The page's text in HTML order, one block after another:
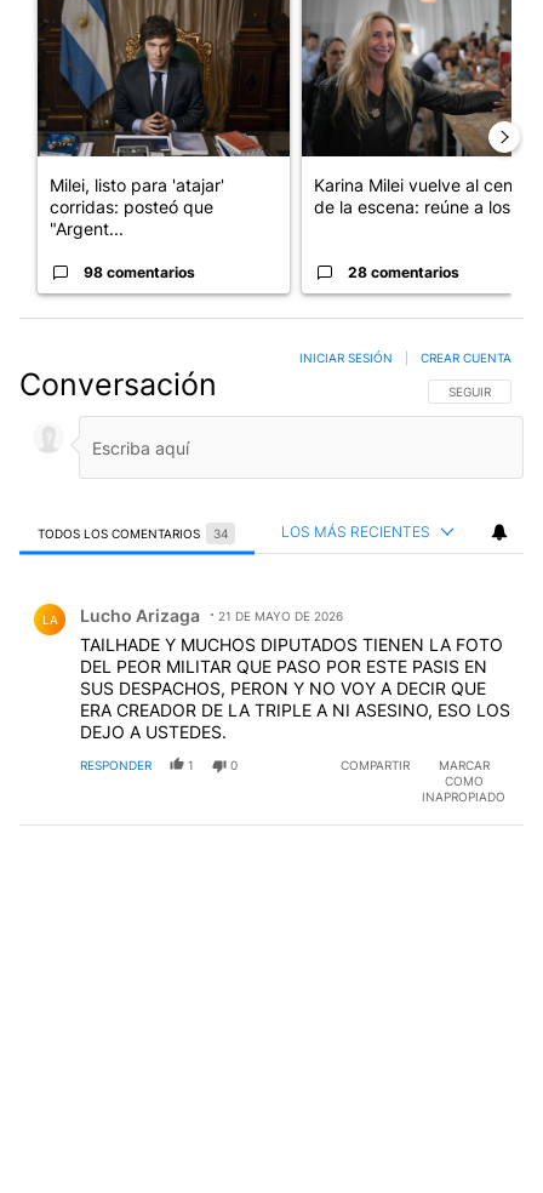
Milei, listo para 'atajar'
corridas: posteó que
"Argent...
98 comentarios
Karina Milei vuelve al centro
de la escena: reúne a los...
28 comentarios
Conversación SIGA ESTA
SEGUIR
INICIAR SESIÓN CREAR CUENTA
TODOS LOS COMENTARIOS 34 LOS MÁS RECIENTES
LA Lucho Arizaga 21 DE MAYO DE 2026
TAILHADE Y MUCHOS DIPUTADOS TIENEN LA FOTO
DEL PEOR MILITAR QUE PASO POR ESTE PASIS EN
SUS DESPACHOS, PERON Y NO VOY A DECIR QUE
ERA CREADOR DE LA TRIPLE A NI ASESINO, ESO LOS
DEJO A USTEDES.
RESPONDER 1 0 COMPARTIR
MARCAR
COMO
INAPROPIADO